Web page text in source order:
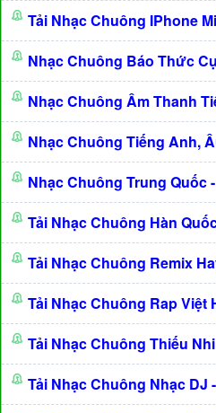
Tải Nhạc Chuông IPhone
Nhạc Chuông Báo Thức
Nhạc Chuông Âm Thanh
Nhạc Chuông Tiếng Anh,
Nhạc Chuông Trung Quốc
Tải Nhạc Chuông Hàn
Tải Nhạc Chuông Remix
Tải Nhạc Chuông Rap Việt
Tải Nhạc Chuông Thiếu Nhi
Tải Nhạc Chuông Nhạc DJ